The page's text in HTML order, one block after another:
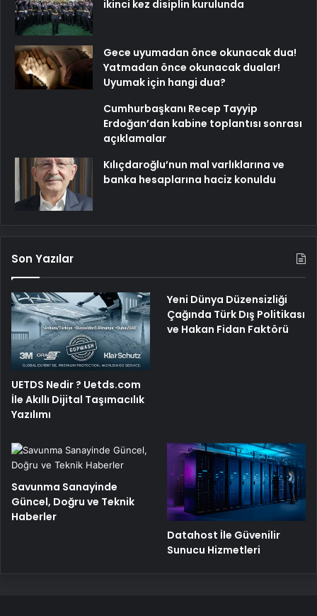
ikinci kez disiplin kurulunda
Gece uyumadan önce okunacak dua!
Yatmadan önce okunacak dualar!
Uyumak için hangi dua?
Cumhurbaşkanı Recep Tayyip
Erdoğan’dan kabine toplantısı sonrası
açıklamalar
Kılıçdaroğlu’nun mal varlıklarına ve
banka hesaplarına haciz konuldu
Son Yazılar
UETDS Nedir ? Uetds.com
İle Akıllı Dijital Taşımacılık
Yazılımı
Yeni Dünya Düzensizliği
Çağında Türk Dış Politikası
ve Hakan Fidan Faktörü
Savunma Sanayinde
Güncel, Doğru ve Teknik
Haberler
Datahost İle Güvenilir
Sunucu Hizmetleri